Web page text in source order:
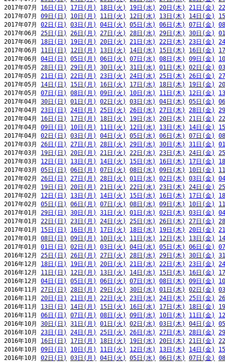
2017年07月 16日(日) 17日(月) 18日(火) 19日(水) 20日(木) 21日(金)
2017年07月 09日(日) 10日(月) 11日(火) 12日(水) 13日(木) 14日(金)
2017年07月 02日(日) 03日(月) 04日(火) 05日(水) 06日(木) 07日(金)
2017年06月 25日(日) 26日(月) 27日(火) 28日(水) 29日(木) 30日(金)
2017年06月 18日(日) 19日(月) 20日(火) 21日(水) 22日(木) 23日(金)
2017年06月 11日(日) 12日(月) 13日(火) 14日(水) 15日(木) 16日(金)
2017年06月 04日(日) 05日(月) 06日(火) 07日(水) 08日(木) 09日(金)
2017年05月 28日(日) 29日(月) 30日(火) 31日(水) 01日(木) 02日(金)
2017年05月 21日(日) 22日(月) 23日(火) 24日(水) 25日(木) 26日(金)
2017年05月 14日(日) 15日(月) 16日(火) 17日(水) 18日(木) 19日(金)
2017年05月 07日(日) 08日(月) 09日(火) 10日(水) 11日(木) 12日(金)
2017年04月 30日(日) 01日(月) 02日(火) 03日(水) 04日(木) 05日(金)
2017年04月 23日(日) 24日(月) 25日(火) 26日(水) 27日(木) 28日(金)
2017年04月 16日(日) 17日(月) 18日(火) 19日(水) 20日(木) 21日(金)
2017年04月 09日(日) 10日(月) 11日(火) 12日(水) 13日(木) 14日(金)
2017年04月 02日(日) 03日(月) 04日(火) 05日(水) 06日(木) 07日(金)
2017年03月 26日(日) 27日(月) 28日(火) 29日(水) 30日(木) 31日(金)
2017年03月 19日(日) 20日(月) 21日(火) 22日(水) 23日(木) 24日(金)
2017年03月 12日(日) 13日(月) 14日(火) 15日(水) 16日(木) 17日(金)
2017年03月 05日(日) 06日(月) 07日(火) 08日(水) 09日(木) 10日(金)
2017年02月 26日(日) 27日(月) 28日(火) 01日(水) 02日(木) 03日(金)
2017年02月 19日(日) 20日(月) 21日(火) 22日(水) 23日(木) 24日(金)
2017年02月 12日(日) 13日(月) 14日(火) 15日(水) 16日(木) 17日(金)
2017年02月 05日(日) 06日(月) 07日(火) 08日(水) 09日(木) 10日(金)
2017年01月 29日(日) 30日(月) 31日(火) 01日(水) 02日(木) 03日(金)
2017年01月 22日(日) 23日(月) 24日(火) 25日(水) 26日(木) 27日(金)
2017年01月 15日(日) 16日(月) 17日(火) 18日(水) 19日(木) 20日(金)
2017年01月 08日(日) 09日(月) 10日(火) 11日(水) 12日(木) 13日(金)
2017年01月 01日(日) 02日(月) 03日(火) 04日(水) 05日(木) 06日(金)
2016年12月 25日(日) 26日(月) 27日(火) 28日(水) 29日(木) 30日(金)
2016年12月 18日(日) 19日(月) 20日(火) 21日(水) 22日(木) 23日(金)
2016年12月 11日(日) 12日(月) 13日(火) 14日(水) 15日(木) 16日(金)
2016年12月 04日(日) 05日(月) 06日(火) 07日(水) 08日(木) 09日(金)
2016年11月 27日(日) 28日(月) 29日(火) 30日(水) 01日(木) 02日(金)
2016年11月 20日(日) 21日(月) 22日(火) 23日(水) 24日(木) 25日(金)
2016年11月 13日(日) 14日(月) 15日(火) 16日(水) 17日(木) 18日(金)
2016年11月 06日(日) 07日(月) 08日(火) 09日(水) 10日(木) 11日(金)
2016年10月 30日(日) 31日(月) 01日(火) 02日(水) 03日(木) 04日(金)
2016年10月 23日(日) 24日(月) 25日(火) 26日(水) 27日(木) 28日(金)
2016年10月 16日(日) 17日(月) 18日(火) 19日(水) 20日(木) 21日(金)
2016年10月 09日(日) 10日(月) 11日(火) 12日(水) 13日(木) 14日(金)
2016年10月 02日(日) 03日(月) 04日(火) 05日(水) 06日(木) 07日(金)